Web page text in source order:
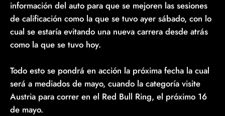
información del auto para que se mejoren las sesiones
de calificación como la que se tuvo ayer sábado, con lo
cual se estaría evitando una nueva carrera desde atrás
como la que se tuvo hoy.
Todo esto se pondrá en acción la próxima fecha la cual
será a mediados de mayo, cuando la categoría visite
Austria para correr en el Red Bull Ring, el próximo 16
de mayo.